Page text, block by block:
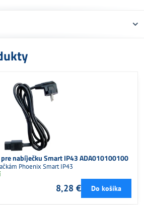
nabíječku Smart IP43 ADA010100100
Phoenix Smart IP43
8,28 € Do košíka